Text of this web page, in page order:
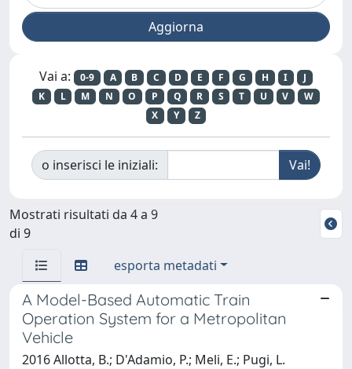
Vai a: 0-9 A B C D E F G H I
J
K
L M N O P Q R S T U V
W
X
Y Z
o inserisci le iniziali:
Mostrati risultati da 4 a 9
di 9
esporta metadati
A Model-Based Automatic Train
Operation System for a Metropolitan
Vehicle
2016 Allotta, B.; D'Adamio, P.; Meli, E.; Pugi, L.